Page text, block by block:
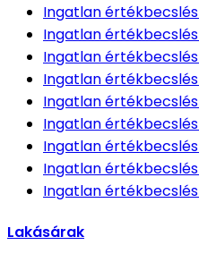
Ingatlan értékbecslés
Ingatlan értékbecslés
Ingatlan értékbecslés
Ingatlan értékbecslés
Ingatlan értékbecslés
Ingatlan értékbecslés
Ingatlan értékbecslés
Ingatlan értékbecslés
Ingatlan értékbecslés
Lakásárak